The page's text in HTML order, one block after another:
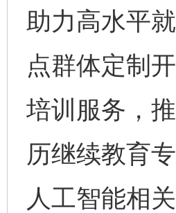
助力高水平
点群体定制
培训服务，
历继续教育
人工智能相关